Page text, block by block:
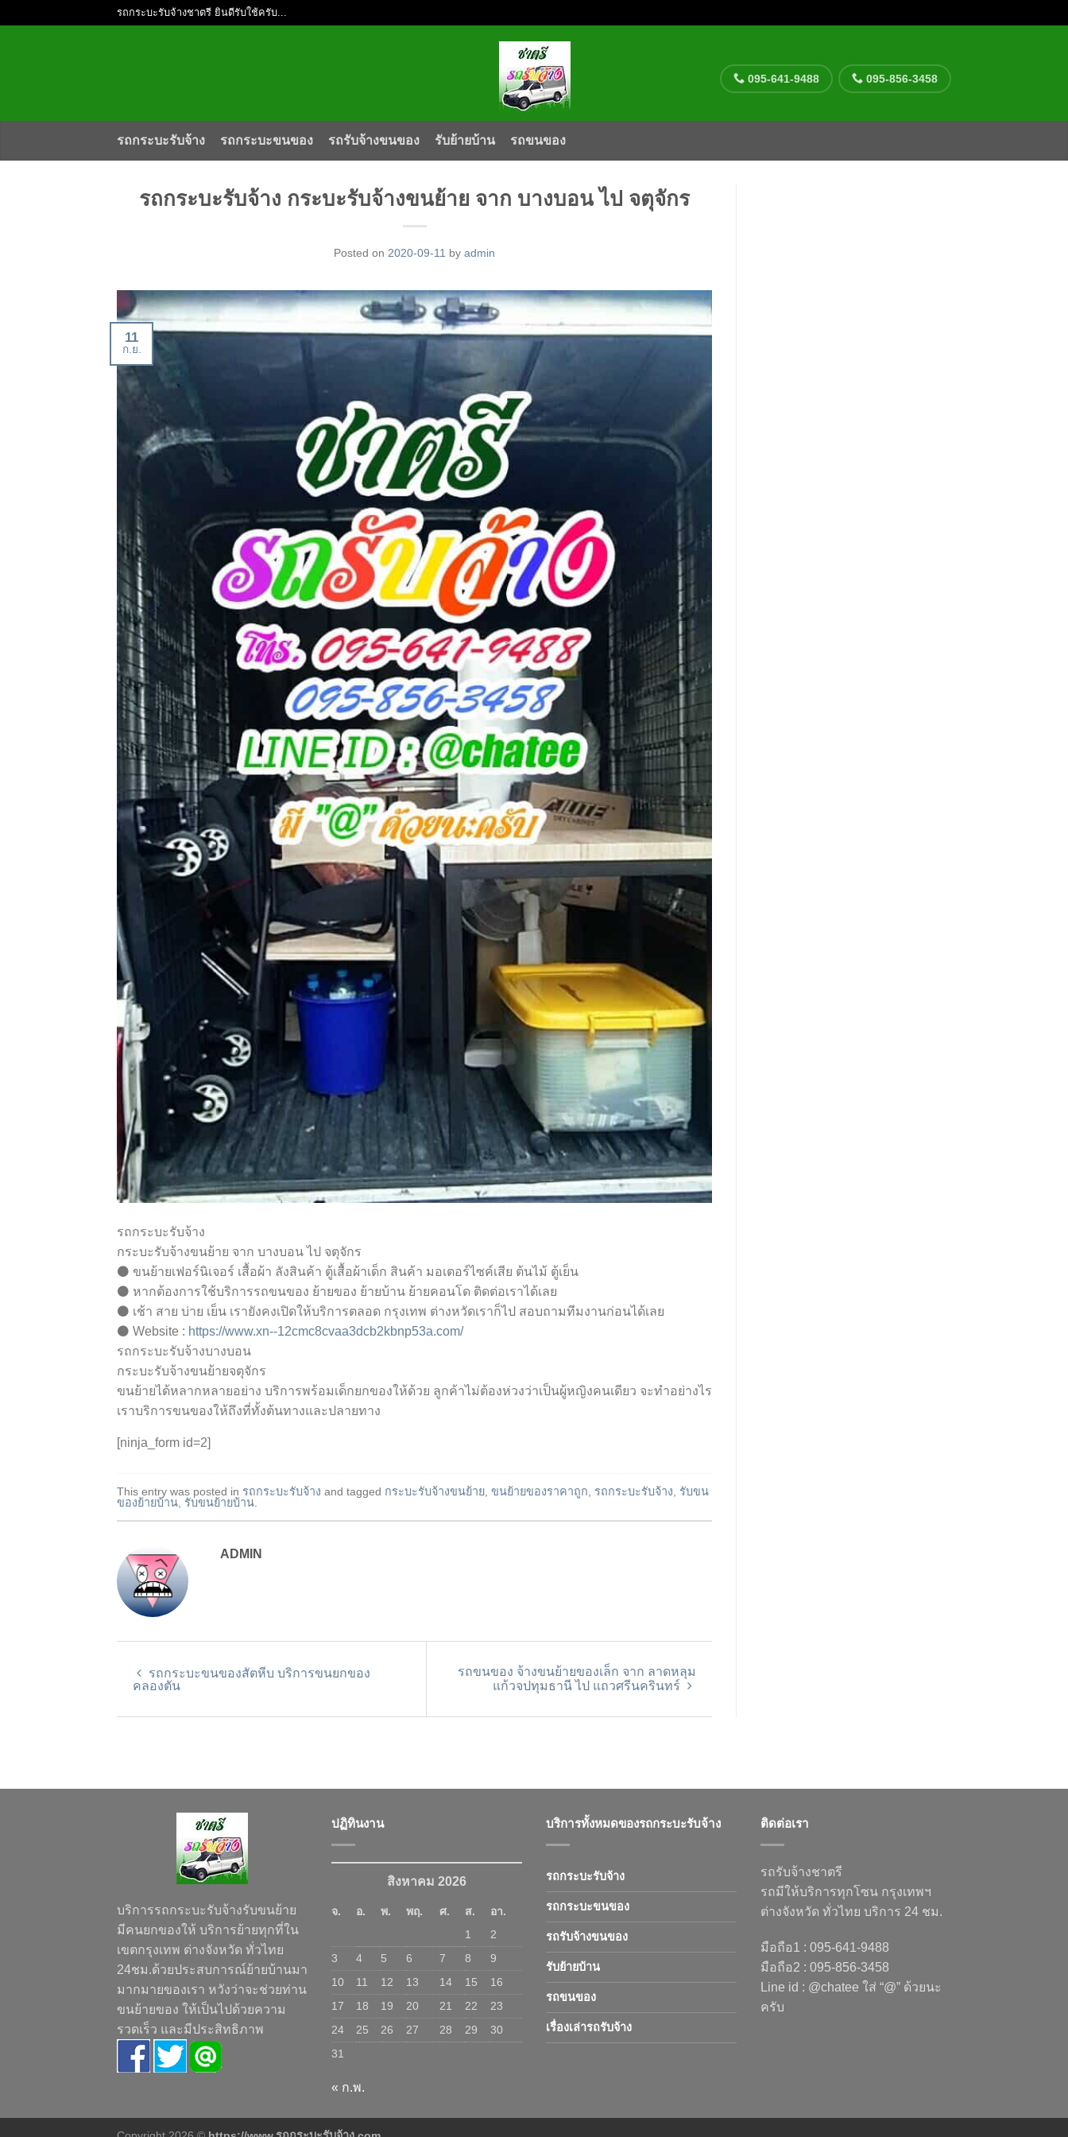
รถกระบะรับจ้างชาตรี ยินดีรับใช้ครับ...
095-641-9488 095-856-3458
รถกระบะรับจ้าง รถกระบะขนของ รถรับจ้างขนของ รับย้ายบ้าน รถขนของ
รถกระบะรับจ้าง กระบะรับจ้างขนย้าย จาก บางบอน ไป จตุจักร
Posted on 2020-09-11 by admin
11
ก.ย.
รถกระบะรับจ้าง
กระบะรับจ้างขนย้าย จาก บางบอน ไป จตุจักร
⚫ ขนย้ายเฟอร์นิเจอร์ เสื้อผ้า ลังสินค้า ตู้เสื้อผ้าเด็ก สินค้า มอเตอร์ไซค์เสีย ต้นไม้ ตู้เย็น
⚫ หากต้องการใช้บริการรถขนของ ย้ายของ ย้ายบ้าน ย้ายคอนโด ติดต่อเราได้เลย
⚫ เช้า สาย บ่าย เย็น เรายังคงเปิดให้บริการตลอด กรุงเทพ ต่างหวัดเราก็ไป สอบถามทีมงานก่อนได้เลย
⚫ Website : https://www.xn--12cmc8cvaa3dcb2kbnp53a.com/
รถกระบะรับจ้างบางบอน
กระบะรับจ้างขนย้ายจตุจักร
ขนย้ายได้หลากหลายอย่าง บริการพร้อมเด็กยกของให้ด้วย ลูกค้าไม่ต้องห่วงว่าเป็นผู้หญิงคนเดียว จะทำอย่างไร
เราบริการขนของให้ถึงที่ทั้งต้นทางและปลายทาง
[ninja_form id=2]
This entry was posted in รถกระบะรับจ้าง and tagged กระบะรับจ้างขนย้าย, ขนย้ายของราคาถูก, รถกระบะรับจ้าง, รับขน
ของย้ายบ้าน, รับขนย้ายบ้าน.
ADMIN
รถกระบะขนของสัตหีบ บริการขนยกของ
คลองตัน
รถขนของ จ้างขนย้ายของเล็ก จาก ลาดหลุม
แก้วจปทุมธานี ไป แถวศรีนครินทร์
บริการรถกระบะรับจ้างรับขนย้าย
มีคนยกของให้ บริการย้ายทุกที่ใน
เขตกรุงเทพ ต่างจังหวัด ทั่วไทย
24ชม.ด้วยประสบการณ์ย้ายบ้านมา
มากมายของเรา หวังว่าจะช่วยท่าน
ขนย้ายของ ให้เป็นไปด้วยความ
รวดเร็ว และมีประสิทธิภาพ
ปฏิทินงาน
สิงหาคม 2026
จ. อ. พ. พฤ. ศ. ส.
อา.
1
2
3
4 5 6 7 8
9
10
11 12 13 14 15
16
17
18 19 20 21 22
23
24
25 26 27 28 29
30
31
« ก.พ.
บริการทั้งหมดของรถกระบะรับจ้าง
รถกระบะรับจ้าง
รถกระบะขนของ
รถรับจ้างขนของ
รับย้ายบ้าน
รถขนของ
เรื่องเล่ารถรับจ้าง
ติดต่อเรา
รถรับจ้างชาตรี
รถมีให้บริการทุกโซน กรุงเทพฯ
ต่างจังหวัด ทั่วไทย บริการ 24 ชม.
มือถือ1 : 095-641-9488
มือถือ2 : 095-856-3458
Line id : @chatee ใส่ “@” ด้วยนะ
ครับ